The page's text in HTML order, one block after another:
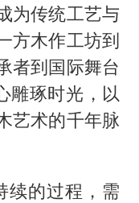
为传统工艺与
方木作工坊到
者到国际舞台
雕琢时光，以
艺术的千年脉
续的过程，需